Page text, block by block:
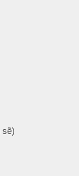
sẽ)